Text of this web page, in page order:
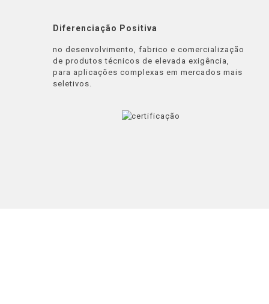
Diferenciação Positiva
no desenvolvimento, fabrico e comercialização
de produtos técnicos de elevada exigência,
para aplicações complexas em mercados mais
seletivos.